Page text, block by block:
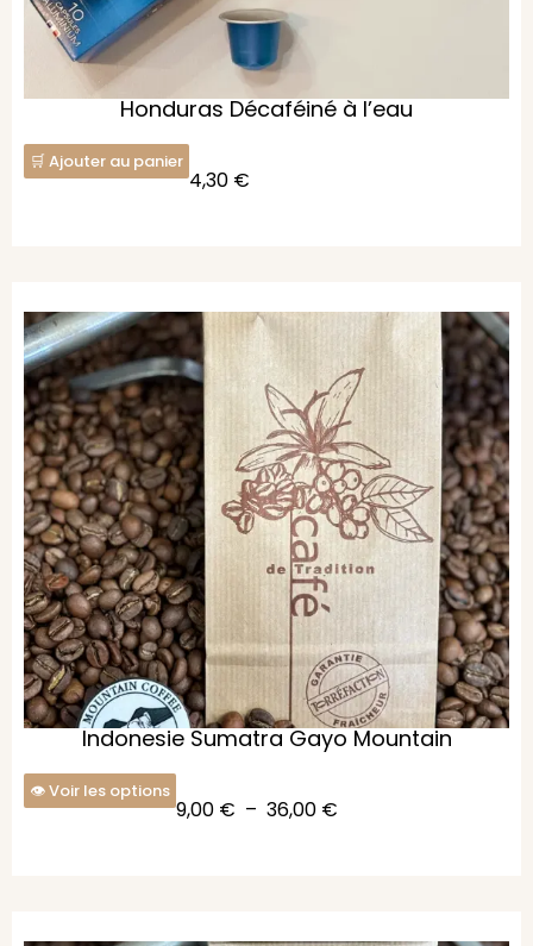
Honduras Décaféiné à l’eau
Ajouter au panier
4,30 €
Indonesie Sumatra Gayo Mountain
Voir les options
9,00 € – 36,00 €